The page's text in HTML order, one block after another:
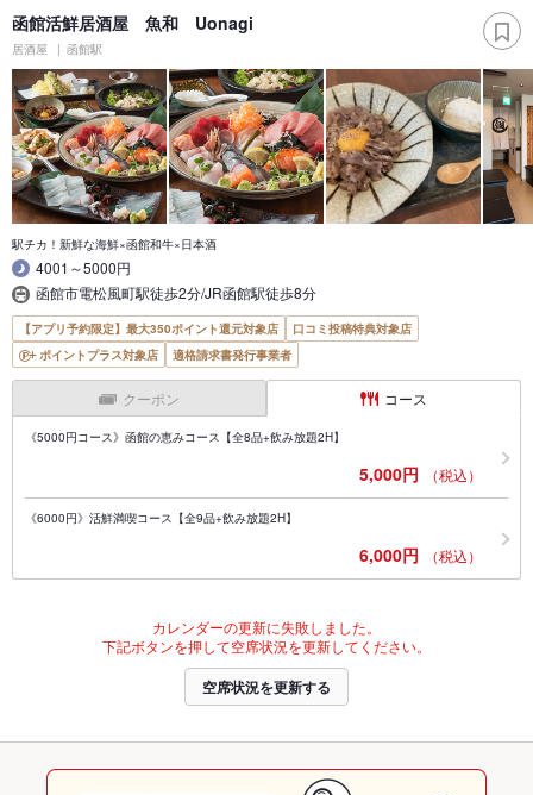
函館活鮮居酒屋 魚和 Uonagi
居酒屋 函館駅
駅チカ！新鮮な海鮮×函館和牛×日本酒
4001～5000円
函館市電松風町駅徒歩2分/JR函館駅徒歩8分
【アプリ予約限定】最大350ポイント還元対象店
口コミ投稿特典対象店
ポイントプラス対象店
適格請求書発行事業者
クーポン コース
《5000円コース》函館の恵みコース【全8品+飲み放題2H】
5,000円 （税込）
《6000円》活鮮満喫コース【全9品+飲み放題2H】
6,000円 （税込）
カレンダーの更新に失敗しました。
下記ボタンを押して空席状況を更新してください。
空席状況を更新する